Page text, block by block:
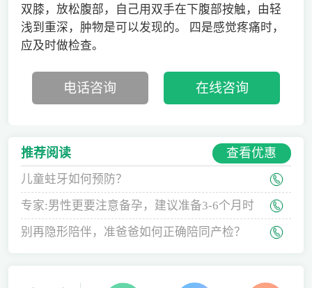
双膝，放松腹部，自己用双手在下腹部按触，由轻
浅到重深，肿物是可以发现的。 四是感觉疼痛时，
应及时做检查。
电话咨询 在线咨询
推荐阅读 查看优惠
儿童蛀牙如何预防？
专家:男性更要注意备孕，建议准备3-6个月时
间
别再隐形陪伴，准爸爸如何正确陪同产检？